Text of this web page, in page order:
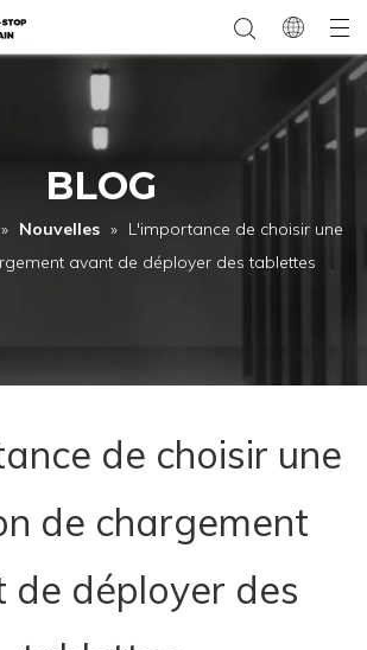
BLOG
» Nouvelles » L'importance de choisir une
avant de déployer des tablettes
de choisir une
de chargement
de déployer des